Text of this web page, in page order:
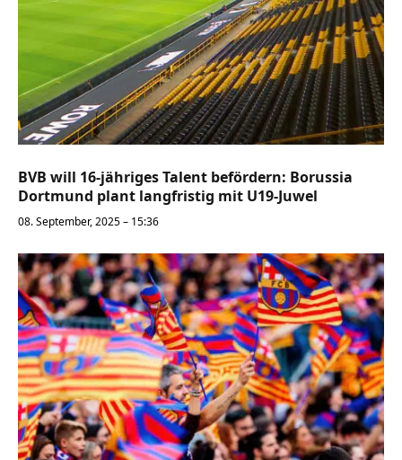
BVB will 16-jähriges Talent befördern: Borussia
Dortmund plant langfristig mit U19-Juwel
08. September, 2025 – 15:36